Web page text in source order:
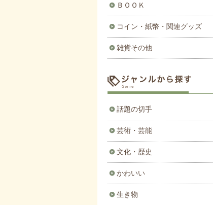
ＢＯＯＫ
コイン・紙幣・関連グッズ
雑貨その他
話題の切手
芸術・芸能
文化・歴史
かわいい
生き物